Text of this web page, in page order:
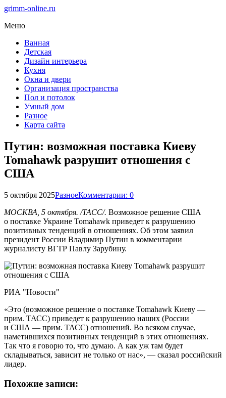
grimm-online.ru
Меню
Ванная
Детская
Дизайн интерьера
Кухня
Окна и двери
Организация пространства
Пол и потолок
Умный дом
Разное
Карта сайта
Путин: возможная поставка Киеву
Tomahawk разрушит отношения с
США
5 октября 2025РазноеКомментарии: 0
МОСКВА, 5 октября. /ТАСС/. Возможное решение США
о поставке Украине Tomahawk приведет к разрушению
позитивных тенденций в отношениях. Об этом заявил
президент России Владимир Путин в комментарии
журналисту ВГТР Павлу Зарубину.
РИА "Новости"
«Это (возможное решение о поставке Tomahawk Киеву —
прим. ТАСС) приведет к разрушению наших (России
и США — прим. ТАСС) отношений. Во всяком случае,
наметившихся позитивных тенденций в этих отношениях.
Так что я говорю то, что думаю. А как уж там будет
складываться, зависит не только от нас», — сказал российский
лидер.
Похожие записи: